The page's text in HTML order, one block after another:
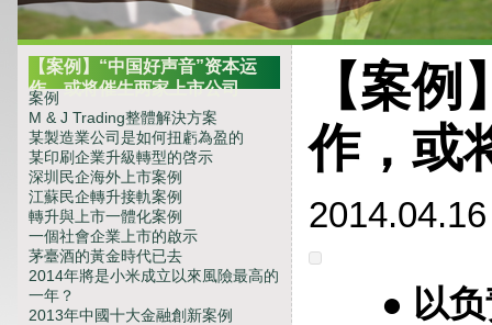
【案例】“中国好声音”资本运
作，或将催生两家上市公司
案例
M & J Trading整體解決方案
某製造業公司是如何扭虧為盈的
某印刷企業升級轉型的啓示
深圳民企海外上市案例
江蘇民企轉升接軌案例
轉升與上市一體化案例
一個社會企業上市的啟示
茅臺酒的黃金時代已去
2014年將是小米成立以來風險最高的
一年？
2013年中國十大金融創新案例
【案
作，或
2014.04.16
● 以负责